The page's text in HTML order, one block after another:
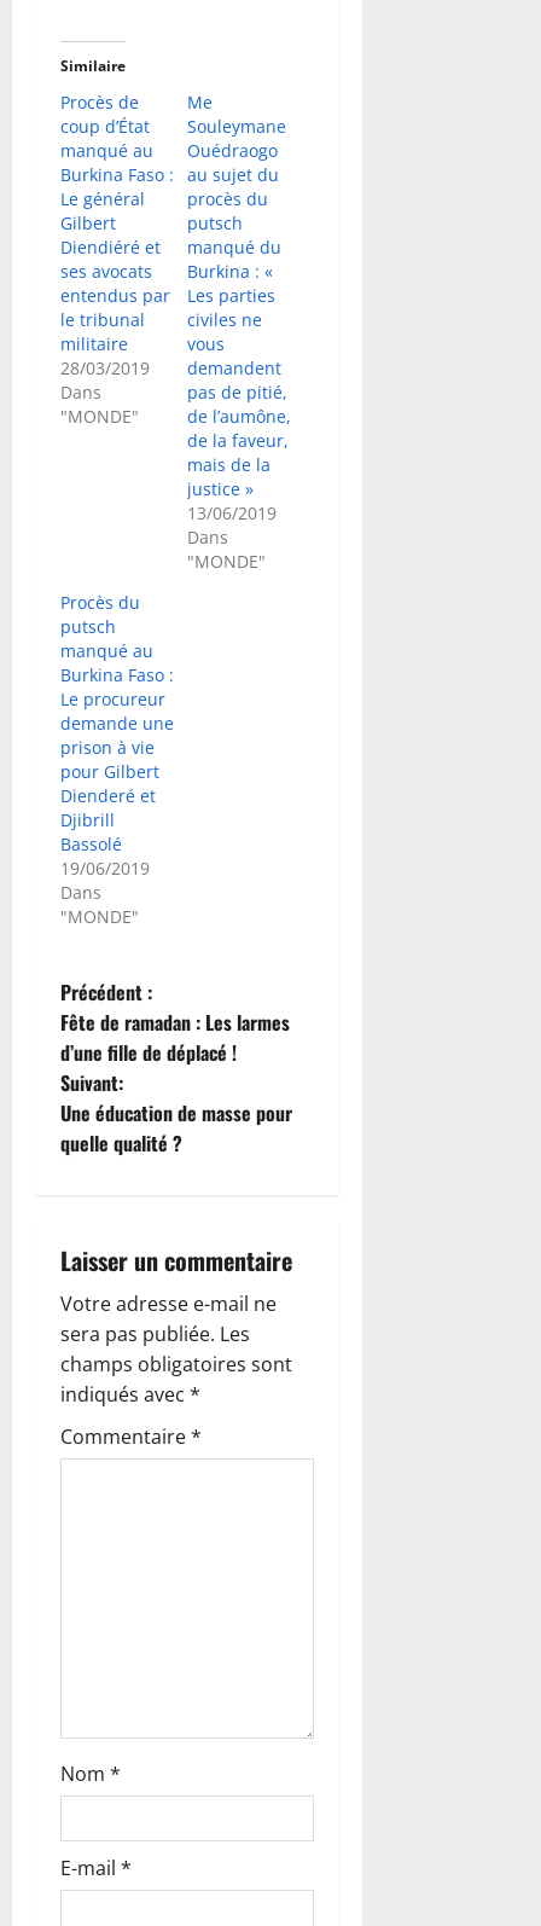
Similaire
Procès de
coup d’État
manqué au
Burkina Faso :
Le général
Gilbert
Diendiéré et
ses avocats
entendus par
le tribunal
militaire
28/03/2019
Dans
"MONDE"
Me
Souleymane
Ouédraogo
au sujet du
procès du
putsch
manqué du
Burkina : «
Les parties
civiles ne
vous
demandent
pas de pitié,
de l’aumône,
de la faveur,
mais de la
justice »
13/06/2019
Dans
"MONDE"
Procès du
putsch
manqué au
Burkina Faso :
Le procureur
demande une
prison à vie
pour Gilbert
Dienderé et
Djibrill
Bassolé
19/06/2019
Dans
"MONDE"
N
a
v
i
a
t
i
o
n
i
c
l
Précédent :
Fête de ramadan : Les larmes
d’une fille de déplacé !
Suivant:
Une éducation de masse pour
quelle qualité ?
Laisser un commentaire
Votre adresse e-mail ne
sera pas publiée. Les
champs obligatoires sont
indiqués avec *
Commentaire*
Nom *
E-mail *